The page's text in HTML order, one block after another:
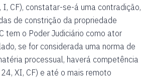
I, CF), constatar-se-á uma contradição,
de constrição da propriedade
tem o Poder Judiciário como ator
se for considerada uma norma de
processual, haverá competência
XI, CF) e até o mais remoto